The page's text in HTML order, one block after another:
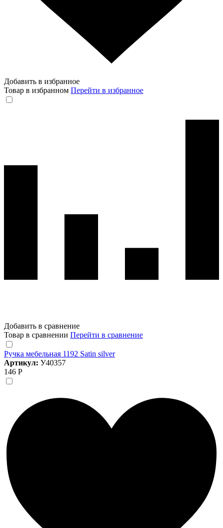
Добавить в избранное
Товар в избранном Перейти в избранное
Добавить в сравнение
Товар в сравнении Перейти в сравнение
Ручка мебельная 1192 Satin silver
Артикул: У40357
146 Р